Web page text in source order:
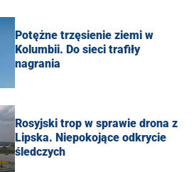
Potężne trzęsienie ziemi w
Kolumbii. Do sieci trafiły
nagrania
Rosyjski trop w sprawie drona z
Lipska. Niepokojące odkrycie
śledczych